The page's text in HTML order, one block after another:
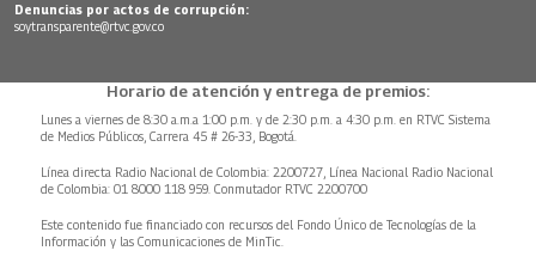
Denuncias por actos de corrupción:
soytransparente@rtvc.gov.co
Horario de atención y entrega de premios:
Lunes a viernes de 8:30 a.m.a 1:00 p.m. y de 2:30 p.m. a 4:30 p.m. en RTVC Sistema
de Medios Públicos, Carrera 45 # 26-33, Bogotá.
Línea directa Radio Nacional de Colombia: 2200727, Línea Nacional Radio Nacional
de Colombia: 01 8000 118 959. Conmutador RTVC 2200700
Este contenido fue financiado con recursos del Fondo Único de Tecnologías de la
Información y las Comunicaciones de MinTic.